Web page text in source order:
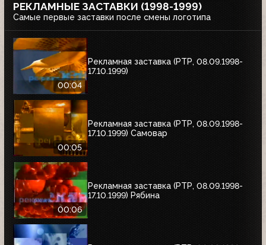
РЕКЛАМНЫЕ ЗАСТАВКИ (1998-1999)
Самые первые заставки после смены логотипа
00:04
Рекламная заставка (РТР, 08.09.1998-
17.10.1999)
00:05
Рекламная заставка (РТР, 08.09.1998-
17.10.1999) Самовар
00:06
Рекламная заставка (РТР, 08.09.1998-
17.10.1999) Рябина